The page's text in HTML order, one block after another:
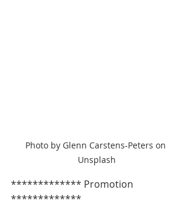
Photo by Glenn Carstens-Peters on
Unsplash
************* Promotion
*************